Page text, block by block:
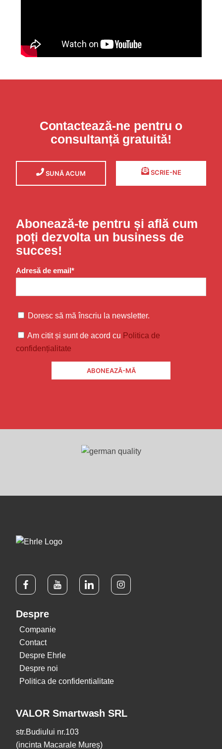
Contactează-ne pentru o
consultanță gratuită!
SUNĂ ACUM SCRIE-NE
Abonează-te pentru și află cum
poți dezvolta un business de
succes!
Adresă de email*
Doresc să mă înscriu la newsletter.
Am citit și sunt de acord cu Politica de
confidențialitate
Despre
Companie
Contact
Despre Ehrle
Despre noi
Politica de confidentialitate
VALOR Smartwash SRL
str.Budiului nr.103
(incinta Macarale Mureș)